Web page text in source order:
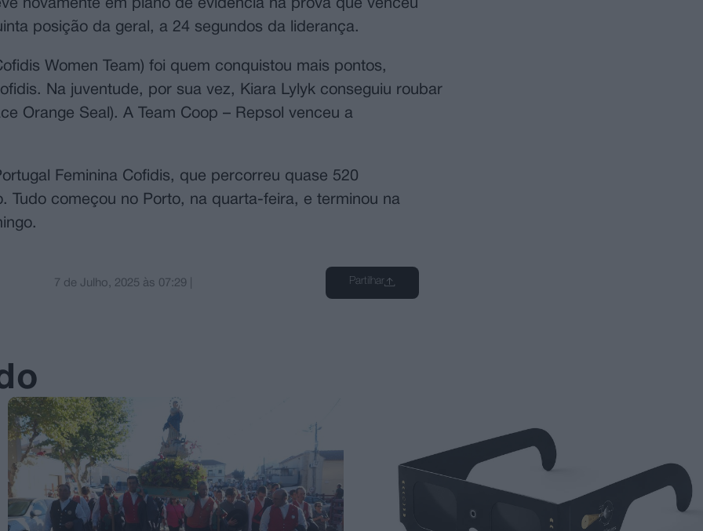
novamente em plano de evidência na prova que venceu
posição da geral, a 24 segundos da liderança.
Women Team) foi quem conquistou mais pontos,
Na juventude, por sua vez, Kiara Lylyk conseguiu roubar
Orange Seal). A Team Coop – Repsol venceu a
Feminina Cofidis, que percorreu quase 520
Tudo começou no Porto, na quarta-feira, e terminou na
7 de Julho, 2025 às 07:29 Partilhar